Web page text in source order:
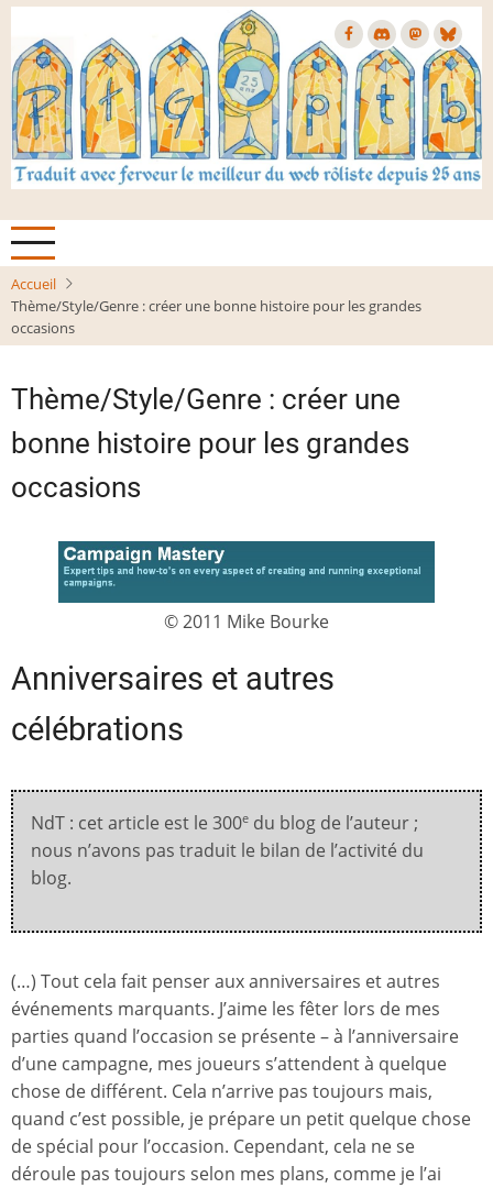
Aller
contenu
principal
Accueil
Thème/Style/Genre : créer une bonne histoire pour les grandes
occasions
Thème/Style/Genre : créer une
bonne histoire pour les grandes
occasions
© 2011 Mike Bourke
Anniversaires et autres
célébrations
NdT : cet article est le 300e du blog de l’auteur ;
nous n’avons pas traduit le bilan de l’activité du
blog.
(…) Tout cela fait penser aux anniversaires et autres
événements marquants. J’aime les fêter lors de mes
parties quand l’occasion se présente – à l’anniversaire
d’une campagne, mes joueurs s’attendent à quelque
chose de différent. Cela n’arrive pas toujours mais,
quand c’est possible, je prépare un petit quelque chose
de spécial pour l’occasion. Cependant, cela ne se
déroule pas toujours selon mes plans, comme je l’ai